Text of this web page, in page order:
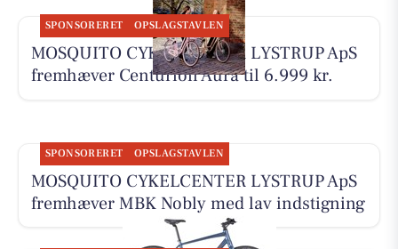
SPONSORERET OPSLAGSTAVLEN
MOSQUITO CYKELCENTER LYSTRUP ApS
fremhæver Centurion Aura til 6.999 kr.
SPONSORERET OPSLAGSTAVLEN
MOSQUITO CYKELCENTER LYSTRUP ApS
fremhæver MBK Nobly med lav indstigning